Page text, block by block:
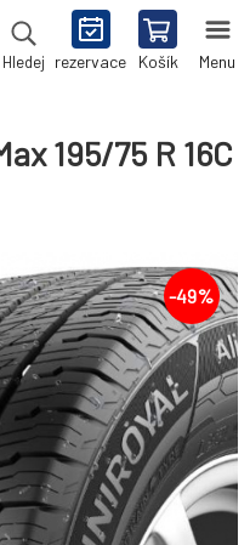
Hledej rezervace Košík Menu
195/75 R 16C
-49%